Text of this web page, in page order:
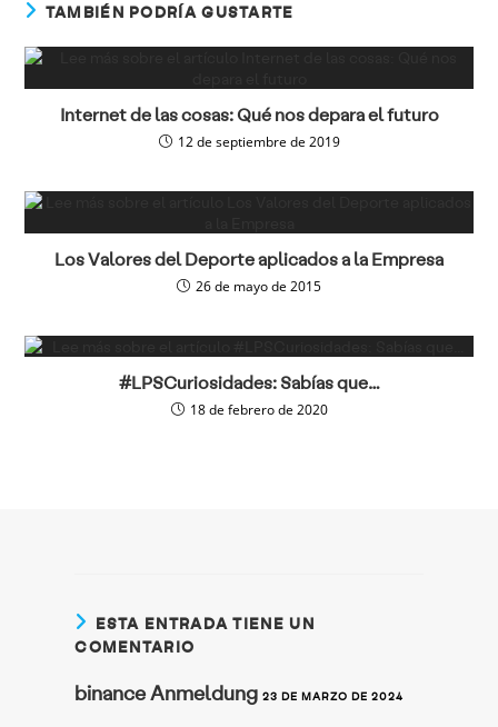
TAMBIÉN PODRÍA GUSTARTE
Internet de las cosas: Qué nos depara el futuro
12 de septiembre de 2019
Los Valores del Deporte aplicados a la Empresa
26 de mayo de 2015
#LPSCuriosidades: Sabías que…
18 de febrero de 2020
ESTA ENTRADA TIENE UN
COMENTARIO
binance Anmeldung 23 DE MARZO DE 2024